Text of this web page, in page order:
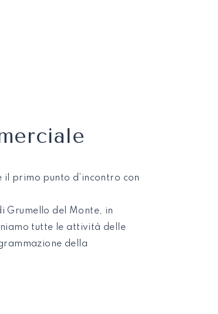
il primo punto d’incontro con
Grumello del Monte, in
tutte le attività delle
della